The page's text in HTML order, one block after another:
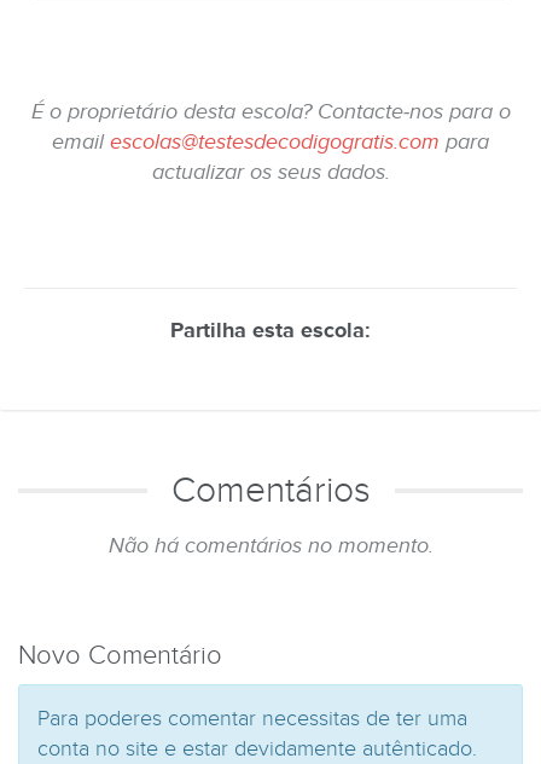
É o proprietário desta escola? Contacte-nos para o
emailescolas@testesdecodigogratis.com para
actualizar os seus dados.
Partilha esta escola:
Comentários
Não há comentários no momento.
Novo Comentário
Para poderes comentar necessitas de ter uma
conta no site e estar devidamente autênticado.